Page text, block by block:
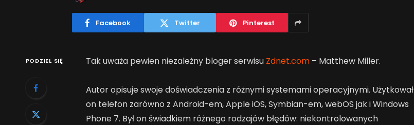
Facebook Twitter Pinterest
PODZIEL SIĘ Tak uważa pewien niezależny bloger serwisu Zdnet.com– Matthew Miller.
Autor opisuje swoje doświadczenia z różnymi systemami operacyjnymi. Użytkował
on telefon zarówno z Android-em, Apple iOS, Symbian-em, webOS jak i Windows
Phone 7. Był on świadkiem różnego rodzajów błędów: niekontrolowanych
2026-04-27